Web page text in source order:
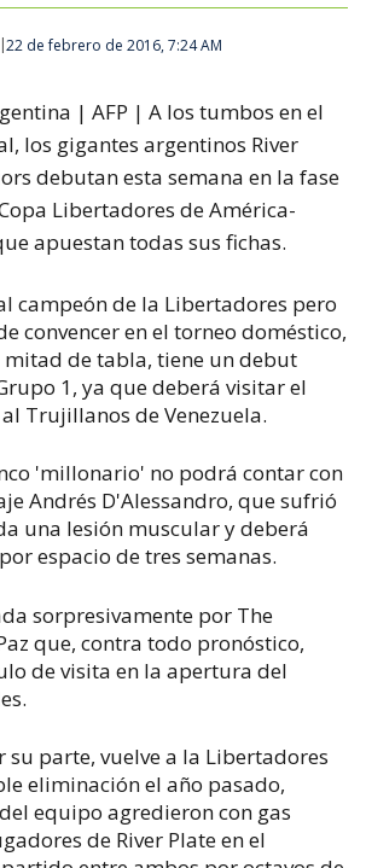
22 de febrero de 2016, 7:24 AM
| AFP | A los tumbos en el
los gigantes argentinos River
debutan esta semana en la fase
Libertadores de América-
apuestan todas sus fichas.
campeón de la Libertadores pero
convencer en el torneo doméstico,
de tabla, tiene un debut
1, ya que deberá visitar el
Trujillanos de Venezuela.
'millonario' no podrá contar con
Andrés D'Alessandro, que sufrió
una lesión muscular y deberá
espacio de tres semanas.
sorpresivamente por The
que, contra todo pronóstico,
de visita en la apertura del
su parte, vuelve a la Libertadores
eliminación el año pasado,
equipo agredieron con gas
de River Plate en el